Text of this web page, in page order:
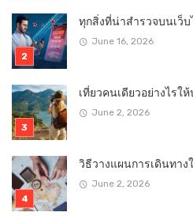
ทุกสิ่งที่น่าสำรวจบนเว็
June 16, 2026
เที่ยวคนเดียวอย่างไรใ
June 2, 2026
วิธีวางแผนการเดินทา
June 2, 2026